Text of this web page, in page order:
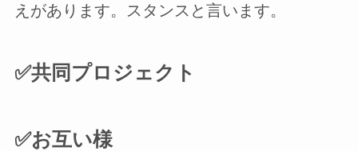
えがあります。スタンスと言います。
✅️共同プロジェクト
✅️お互い様